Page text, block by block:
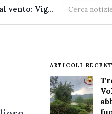
Tromba d'aria nella valle del Volturno, decine di alberi abbattuti dal vento: Vigili del fuoco ripristinano lo stato dei luoghi
Cerca
nel
ARTICOLI